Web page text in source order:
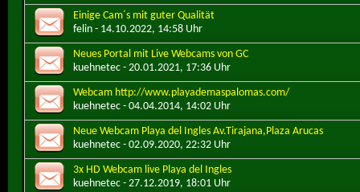
Einige Cam´s mit guter Qualität
felin - 14.10.2022, 14:58 Uhr
Neues Portal mit Live Webcams von GC
kuehnetec - 20.01.2021, 17:36 Uhr
Webcam http://www.playademaspalomas.com/
kuehnetec - 04.04.2014, 14:02 Uhr
Neue Webcam Playa del Ingles Av.Tirajana,Plaza Arucas
kuehnetec - 02.09.2020, 22:32 Uhr
3x HD Webcam live Playa del Ingles
kuehnetec - 27.12.2019, 18:01 Uhr